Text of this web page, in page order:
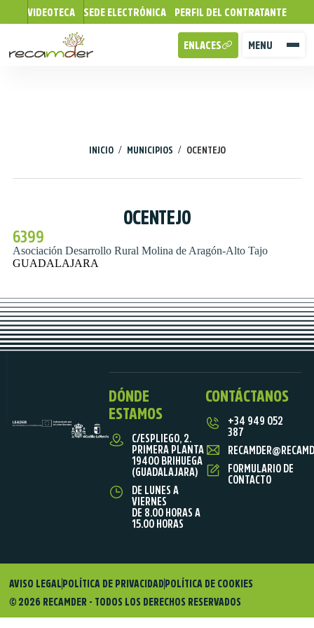
VIDEOTECA SEDE ELECTRÓNICA PERFIL DEL CONTRATANTE
MENU
ENLACES
INICIO / MUNICIPIOS / OCENTEJO
OCENTEJO
6399
Asociación Desarrollo Rural Molina de Aragón-Alto Tajo
GUADALAJARA
DÓNDE
ESTAMOS
C/ESPLIEGO, 2.
PRIMERA PLANTA
19400 BRIHUEGA
(GUADALAJARA)
DE LUNES A
VIERNES
DE 8.00 HORAS A
15.00 HORAS
CONTÁCTANOS
+34 949 052
387
FORMULARIO DE
CONTACTO
© 2026 RECAMDER - TODOS LOS DERECHOS RESERVADOS
AVISO LEGAL POLÍTICA DE PRIVACIDAD POLÍTICA DE COOKIES